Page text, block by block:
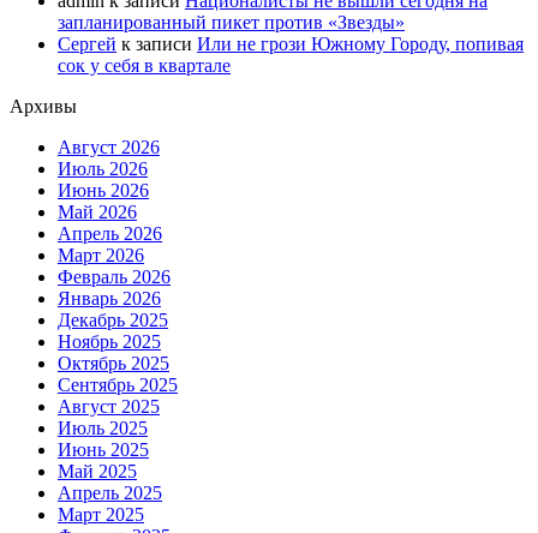
запланированный пикет против «Звезды»
Сергей к записи Или не грози Южному Городу, попивая
сок у себя в квартале
Архивы
Август 2026
Июль 2026
Июнь 2026
Май 2026
Апрель 2026
Март 2026
Февраль 2026
Январь 2026
Декабрь 2025
Ноябрь 2025
Октябрь 2025
Сентябрь 2025
Август 2025
Июль 2025
Июнь 2025
Май 2025
Апрель 2025
Март 2025